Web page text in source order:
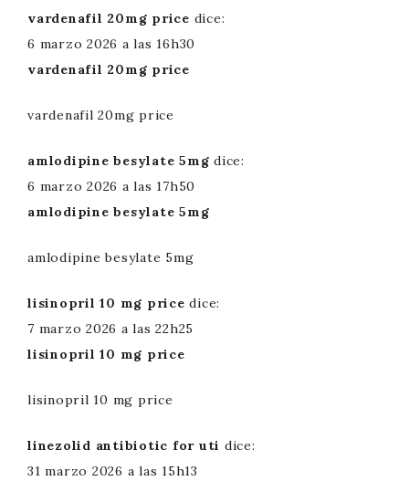
vardenafil 20mg price dice:
6 marzo 2026 a las 16h30
vardenafil 20mg price
vardenafil 20mg price
amlodipine besylate 5mg dice:
6 marzo 2026 a las 17h50
amlodipine besylate 5mg
amlodipine besylate 5mg
lisinopril 10 mg price dice:
7 marzo 2026 a las 22h25
lisinopril 10 mg price
lisinopril 10 mg price
linezolid antibiotic for uti dice:
31 marzo 2026 a las 15h13